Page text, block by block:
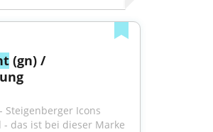
(gn) /
Steigenberger Icons
das ist bei dieser Marke